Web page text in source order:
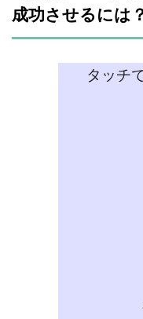
成功させるには
タッチ